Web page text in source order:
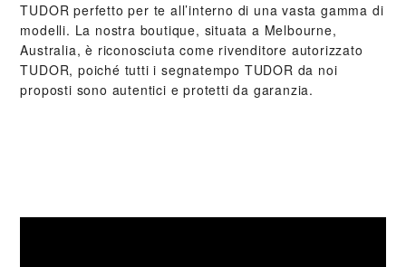
TUDOR perfetto per te all’interno di una vasta gamma di
modelli. La nostra boutique, situata a Melbourne,
Australia, è riconosciuta come rivenditore autorizzato
TUDOR, poiché tutti i segnatempo TUDOR da noi
proposti sono autentici e protetti da garanzia.